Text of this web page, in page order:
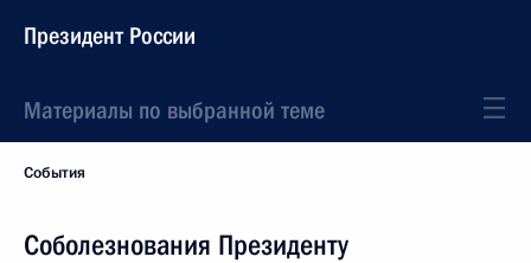
Президент России
Материалы по выбранной теме
События
Соболезнования Президенту